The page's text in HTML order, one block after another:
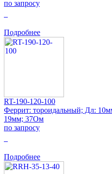
по запросу
Подробнее
RT-190-120-100
Феррит: тороидальный; Дл:
19мм; 37Ом
по запросу
Подробнее